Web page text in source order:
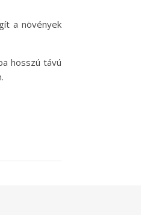
a növények
hosszú távú